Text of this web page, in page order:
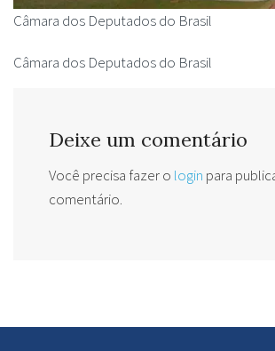
Câmara dos Deputados do Brasil
Câmara dos Deputados do Brasil
Deixe um comentário
Você precisa fazer o login para
comentário.